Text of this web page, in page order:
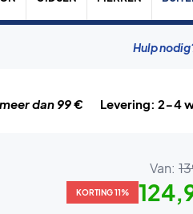
Hulp
dan 99 € Levering: 2-4
Van:
KORTING 11%